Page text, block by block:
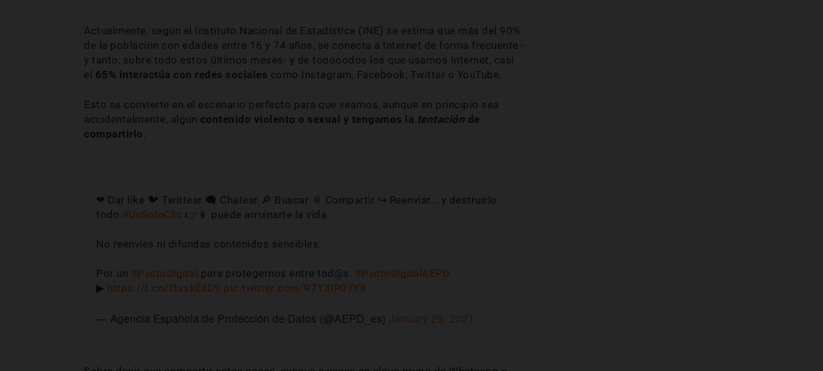
Actualmente, según el Instituto Nacional de Estadística (INE) se estima que más del 90%
de la población con edades entre 16 y 74 años, se conecta a Internet de forma frecuente -
y tanto, sobre todo estos últimos meses- y de tooooodos los que usamos Internet, casi
el 65% interactúa con redes sociales como Instagram, Facebook, Twitter o YouTube.
Esto se convierte en el escenario perfecto para que veamos, aunque en principio sea
accidentalmente, algún contenido violento o sexual y tengamos la tentación de
compartirlo
❤ Dar like 🐦 Twittear 🗨 Chatear 🔎 Buscar 📎 Compartir ↪ Reenviar... y destruirlo
todo. #UnSoloClic 👉📱 puede arruinarte la vida
No reenvíes ni difundas contenidos sensibles.
Por un #PactoDigital para protegernos entre tod@s. #PactoDigitalAEPD
▶ https://t.co/l3xxkEilD9 pic.twitter.com/R7Y3IP0YY8
— Agencia Española de Protección de Datos (@AEPD_es) January 29, 2021